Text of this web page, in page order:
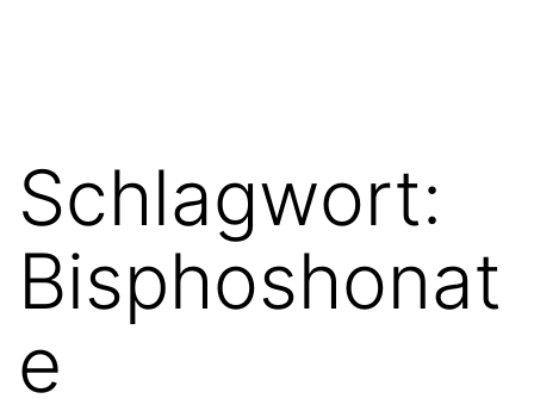
Schlagwort:
Bisphoshonat
e